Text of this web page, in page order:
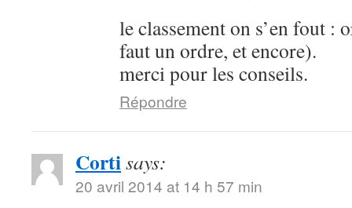
le classement on s’en fout :
faut un ordre, et encore).
merci pour les conseils.
Répondre
Cortisays:
20 avril 2014 at 14 h 57 min